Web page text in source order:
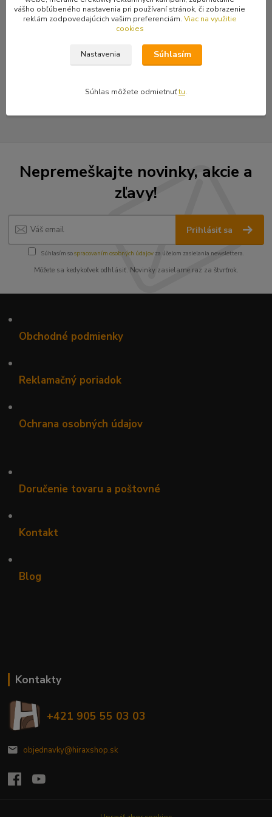
Tovar zaradený v kategóriách
Nepremeškajte novinky, akcie a
zľavy!
Prihlásiť sa
Súhlasím sospracovaním osobných údajov za účelom zasielania newslettera.
Môžete sa kedykoľvek odhlásiť. Novinky zasielame raz za štvrťrok.
•
Obchodné podmienky
•
Reklamačný poriadok
•
Ochrana osobných údajov
•
Doručenie tovaru a poštovné
•
Kontakt
•
Blog
Kontakty
+421 905 55 03 03
objednavky@hiraxshop.sk
vášho obľúbeného nastavenia pri používaní stránok, či zobrazenie
reklám zodpovedajúcich vašim preferenciám. Viac na využitie
cookies
Nastavenia Súhlasím
Súhlas môžete odmietnuťtu.